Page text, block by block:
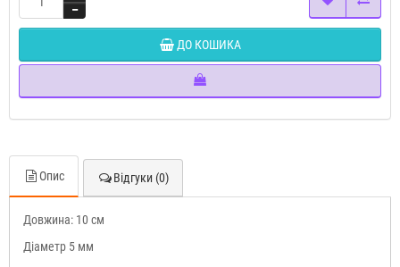
ДО КОШИКА
Опис Відгуки (0)
Довжина: 10 см
Діаметр 5 мм